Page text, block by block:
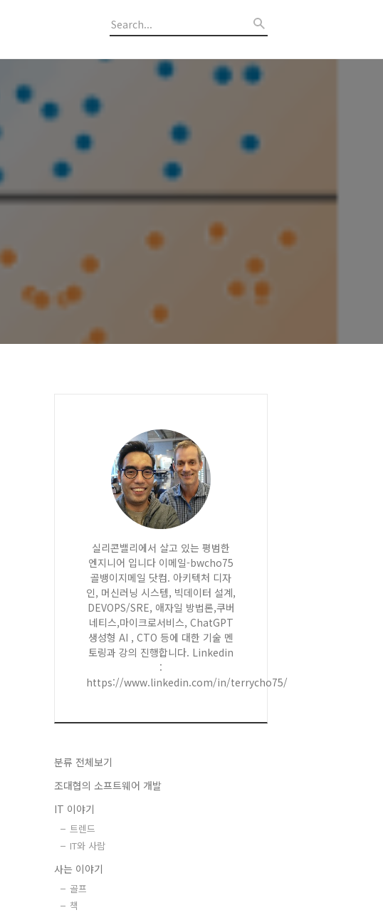
실리콘밸리에서 살고 있는 평범한
엔지니어 입니다 이메일-bwcho75
골뱅이지메일 닷컴. 아키텍처 디자
인, 머신러닝 시스템, 빅데이터 설계,
DEVOPS/SRE, 애자일 방법론,쿠버
네티스,마이크로서비스, ChatGPT
생성형 AI , CTO 등에 대한 기술 멘
토링과 강의 진행합니다. Linkedin
:
https://www.linkedin.com/in/terrycho75/
분류 전체보기
조대협의 소프트웨어 개발
IT 이야기
트렌드
IT와 사람
사는 이야기
골프
책